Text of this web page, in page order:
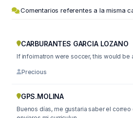
Comentarios referentes a la misma
CARBURANTES GARCIA LOZANO
If infoimatron were soccer, this would be
Precious
GPS.MOLINA
Buenos días, me gustaria saber el correo electrónico para poder